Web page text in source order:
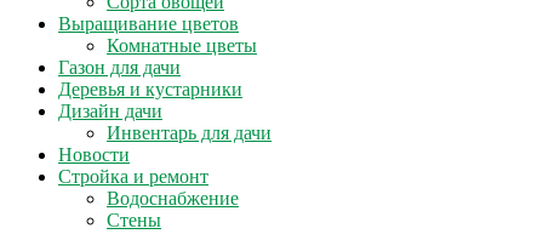
Выращивание цветов
Комнатные цветы
Газон для дачи
Деревья и кустарники
Дизайн дачи
Инвентарь для дачи
Новости
Стройка и ремонт
Водоснабжение
Стены